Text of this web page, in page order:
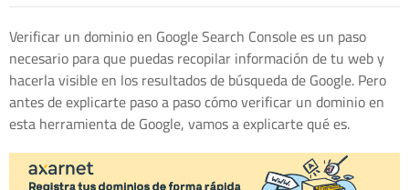
Verificar un dominio en Google Search Console es un paso
necesario para que puedas recopilar información de tu web y
hacerla visible en los resultados de búsqueda de Google. Pero
antes de explicarte paso a paso cómo verificar un dominio en
esta herramienta de Google, vamos a explicarte qué es.